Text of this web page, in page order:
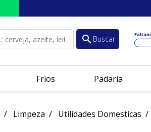
search Buscar Faltam
Frios Padaria
Limpeza Utilidades Domesticas